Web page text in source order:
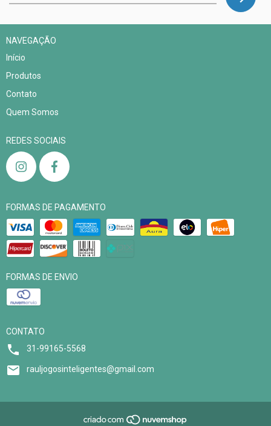
NAVEGAÇÃO
Início
Produtos
Contato
Quem Somos
REDES SOCIAIS
FORMAS DE PAGAMENTO
FORMAS DE ENVIO
CONTATO
31-99165-5568
rauljogosinteligentes@gmail.com